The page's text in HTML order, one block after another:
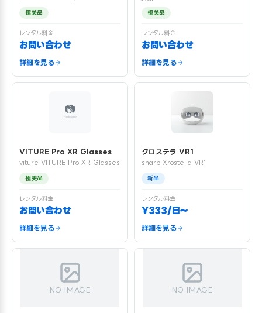
極美品
レンタル料金
お問い合わせ
詳細を見る
極美品
レンタル料金
お問い合わせ
詳細を見る
VITURE Pro XR Glasses
viture VITURE Pro XR Glasses
極美品
レンタル料金
お問い合わせ
詳細を見る
クロステラ VR1
sharp Xrostella VR1
新品
レンタル料金
¥333/日〜
詳細を見る
NO IMAGE NO IMAGE